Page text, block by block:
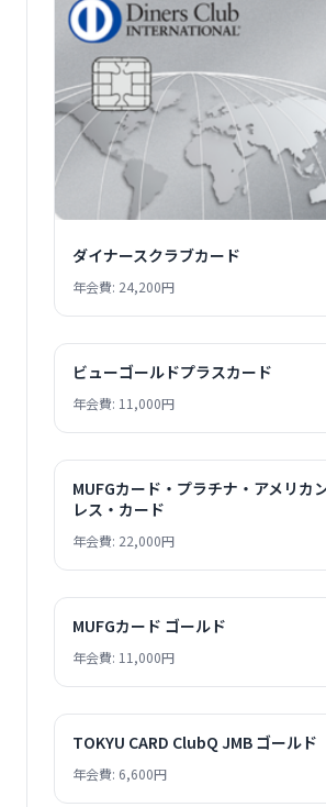
ダイナースクラブカード
年会費: 24,200円
ビューゴールドプラスカード
年会費: 11,000円
MUFGカード・プラチナ・アメリカ
レス・カード
年会費: 22,000円
MUFGカード ゴールド
年会費: 11,000円
TOKYU CARD ClubQ JMB ゴールド
年会費: 6,600円